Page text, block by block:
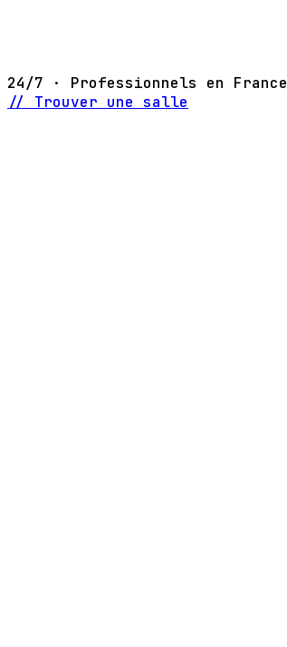
24/7 · Professionnels en France
// Trouver une salle